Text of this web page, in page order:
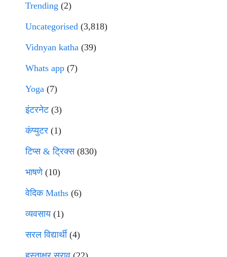
Trending (2)
Uncategorised (3,818)
Vidnyan katha (39)
Whats app (7)
Yoga (7)
इंटरनेट(3)
कंप्युटर (1)
टिप्स & ट्रिक्स(830)
भाषणे(10)
वेदिक Maths (6)
व्यवसाय(1)
सरल विद्यार्थी(4)